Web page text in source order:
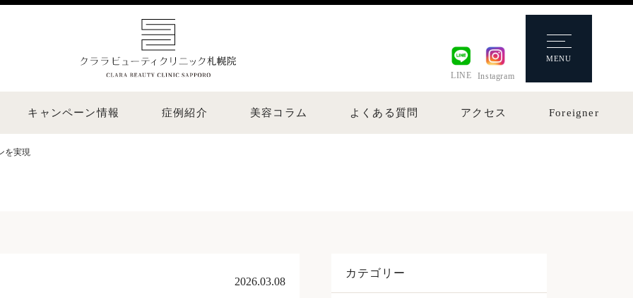
LINE Instagram
MENU
キャンペーン情報 症例紹介 美容コラム よくある質問 アクセス Foreigner
を実現
2026.03.08
カテゴリー